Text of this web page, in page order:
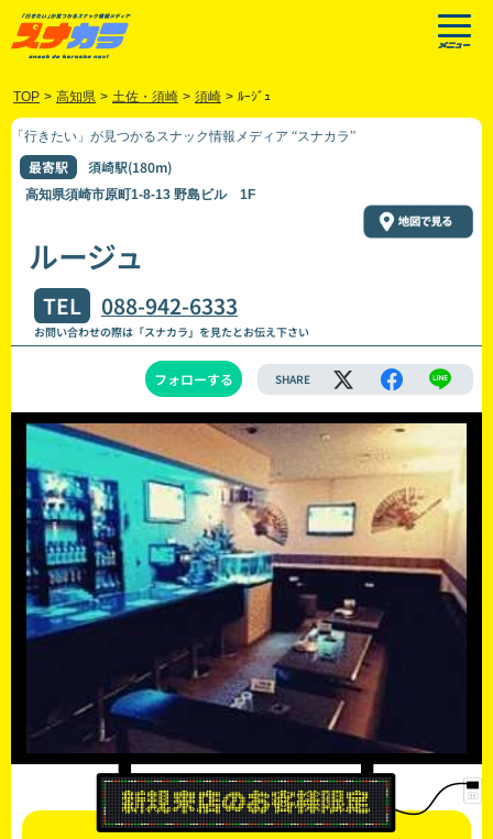
TOP > 高知県 > 土佐・須崎 > 須崎 > ﾙｰｼﾞｭ
「行きたい」が見つかるスナック情報メディア “スナカラ”
最寄駅 須崎駅(180m)
高知県須崎市原町1-8-13 野島ビル 1F
ルージュ
TEL 088-942-6333
お問い合わせの際は「スナカラ」を見たとお伝え下さい
フォローする SHARE